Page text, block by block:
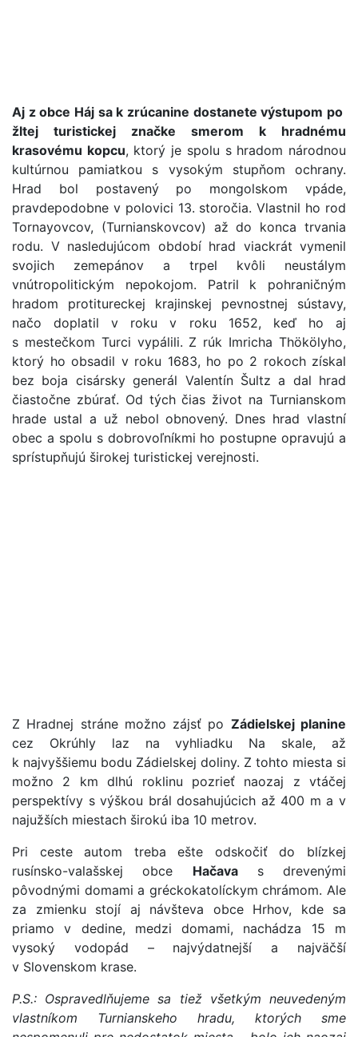
Aj z obce Háj sa k zrúcanine dostanete výstupom po
žltej turistickej značke smerom k hradnému
krasovému kopcu, ktorý je spolu s hradom národnou
kultúrnou pamiatkou s vysokým stupňom ochrany.
Hrad bol postavený po mongolskom vpáde,
pravdepodobne v polovici 13. storočia. Vlastnil ho rod
Tornayovcov, (Turnianskovcov) až do konca trvania
rodu. V nasledujúcom období hrad viackrát vymenil
svojich zemepánov a trpel kvôli neustálym
vnútropolitickým nepokojom. Patril k pohraničným
hradom protitureckej krajinskej pevnostnej sústavy,
načo doplatil v roku v roku 1652, keď ho aj
s mestečkom Turci vypálili. Z rúk Imricha Thökölyho,
ktorý ho obsadil v roku 1683, ho po 2 rokoch získal
bez boja cisársky generál Valentín Šultz a dal hrad
čiastočne zbúrať. Od tých čias život na Turnianskom
hrade ustal a už nebol obnovený. Dnes hrad vlastní
obec a spolu s dobrovoľníkmi ho postupne opravujú a
sprístupňujú širokej turistickej verejnosti.
Z Hradnej stráne možno zájsť po Zádielskej planine
cez Okrúhly laz na vyhliadku Na skale, až
k najvyššiemu bodu Zádielskej doliny. Z tohto miesta si
možno 2 km dlhú roklinu pozrieť naozaj z vtáčej
perspektívy s výškou brál dosahujúcich až 400 m a v
najužších miestach širokú iba 10 metrov.
Pri ceste autom treba ešte odskočiť do blízkej
rusínsko-valašskej obce Hačavas drevenými
pôvodnými domami a gréckokatolíckym chrámom. Ale
za zmienku stojí aj návšteva obce Hrhov, kde sa
priamo v dedine, medzi domami, nachádza 15 m
vysoký vodopád – najvýdatnejší a najväčší
v Slovenskom krase.
P.S.: Ospravedlňujeme sa tiež všetkým neuvedeným
vlastníkom Turnianskeho hradu, ktorých sme